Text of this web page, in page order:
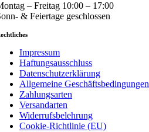
– Freitag 10:00 – 17:00
& Feiertage geschlossen
Impressum
Haftungsausschluss
Datenschutzerklärung
Allgemeine Geschäftsbedingungen
Zahlungsarten
Versandarten
Widerrufsbelehrung
Cookie-Richtlinie (EU)